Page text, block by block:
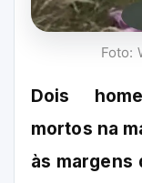
Foto:
Dois
mortos na
às margens